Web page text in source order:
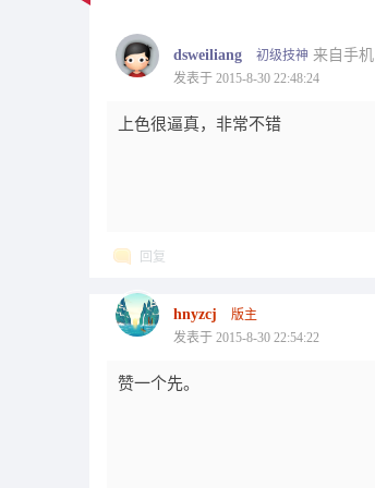
dsweiliang 初级技神 来自手机
发表于 2015-8-30 22:48:24
上色很逼真，非常不错
回复
hnyzcj
版主
发表于 2015-8-30 22:54:22
赞一个先。